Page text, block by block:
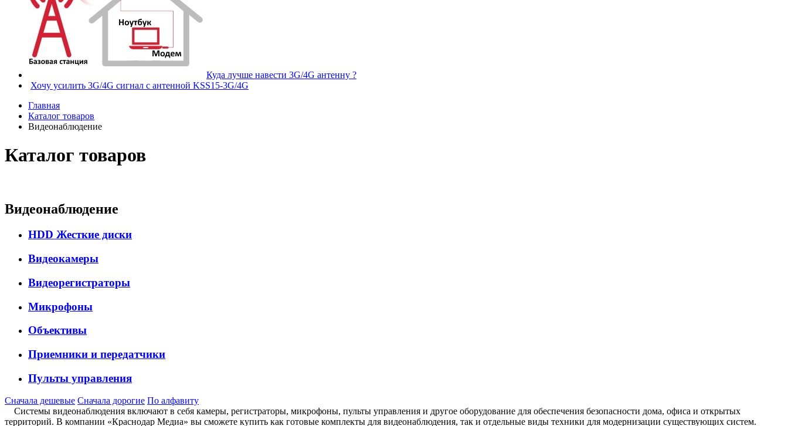
Куда лучше навести 3G/4G антенну ?
Хочу усилить 3G/4G сигнал с антенной KSS15-3G/4G
Главная
Каталог товаров
Видеонаблюдение
Каталог товаров
Видеонаблюдение
HDD Жесткие диски
Видеокамеры
Видеорегистраторы
Микрофоны
Объективы
Приемники и передатчики
Пульты управления
Сначала дешевые Сначала дорогие По алфавиту
Системы видеонаблюдения включают в себя камеры, регистраторы, микрофоны, пульты управления и другое оборудование для обеспечения безопасности дома, офиса и открытых
территорий. В компании «Краснодар Медиа» вы сможете купить как готовые комплекты для видеонаблюдения, так и отдельные виды техники для модернизации существующих систем.